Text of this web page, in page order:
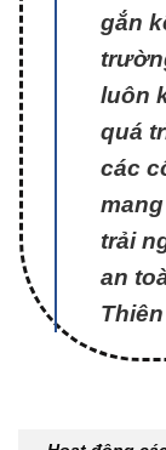
gắn
luôn
quá
các
trải
an